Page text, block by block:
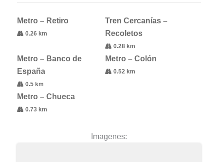
Metro – Retiro
0.26 km
Tren Cercanías –
Recoletos
0.28 km
Metro – Banco de
España
0.5 km
Metro – Colón
0.52 km
Metro – Chueca
0.73 km
Imagenes: